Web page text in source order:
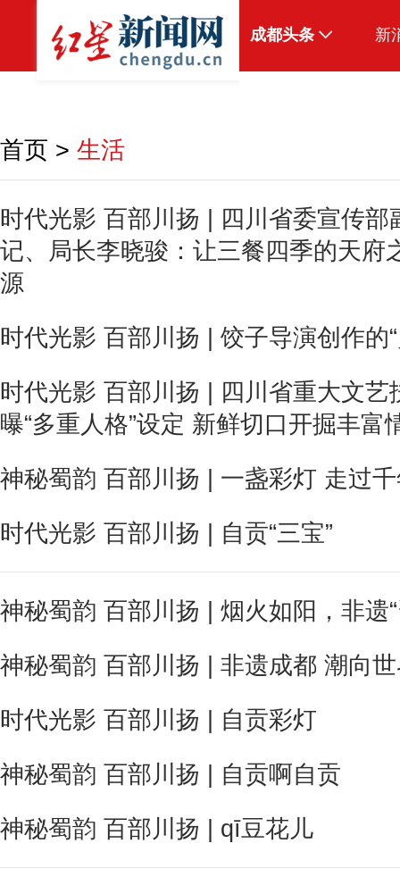
成都头条
头条智造
热点专题
新
首页 > 生活
时代光影 百部川扬 | 四川省委宣传
记、局长李晓骏：让三餐四季的天府
源
时代光影 百部川扬 | 饺子导演创作的
时代光影 百部川扬 | 四川省重大文
曝“多重人格”设定 新鲜切口开掘丰富
神秘蜀韵 百部川扬 | 一盏彩灯 走过
时代光影 百部川扬 | 自贡“三宝”
神秘蜀韵 百部川扬 | 烟火如阳，非遗“
神秘蜀韵 百部川扬 | 非遗成都 潮向
时代光影 百部川扬 | 自贡彩灯
神秘蜀韵 百部川扬 | 自贡啊自贡
神秘蜀韵 百部川扬 | qī豆花儿